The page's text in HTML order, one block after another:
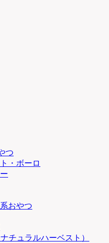
つ
・ボーロ
おやつ
チュラルハーベスト）